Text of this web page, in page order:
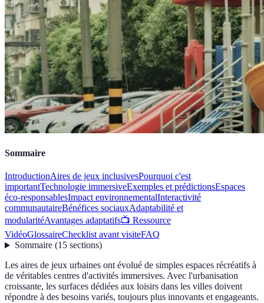
Sommaire
IntroductionAires de jeux inclusivesPourquoi c'est
importantTechnologie immersiveExemples et prédictionsEspaces
éco-responsablesImpact environnementalInteractivité
communautaireBénéfices sociauxAdaptabilité et
modularitéAvantages adaptatifs📺 Ressource
VidéoGlossaireChecklist avant visiteFAQ
Sommaire(15 sections)
Les aires de jeux urbaines ont évolué de simples espaces récréatifs à
de véritables centres d'activités immersives. Avec l'urbanisation
croissante, les surfaces dédiées aux loisirs dans les villes doivent
répondre à des besoins variés, toujours plus innovants et engageants.